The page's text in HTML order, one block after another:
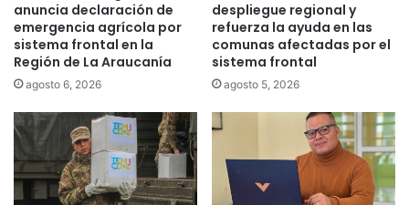
l
L
a
g
V
l
l
a
i
c
i
o
n
n
u
n
a
anuncia declaración de
emergencia agrícola por
sistema frontal en la
Región de La Araucanía
agosto 6, 2026
despliegue regional y
refuerza la ayuda en las
comunas afectadas por el
sistema frontal
agosto 5, 2026